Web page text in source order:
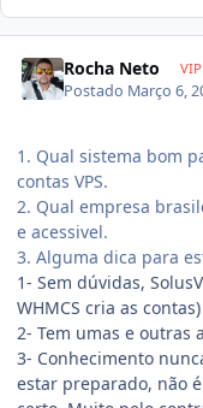
Rocha Neto VIP
Postado Março 6,
1. Qual sistema bom
contas VPS.
2. Qual empresa
e acessivel.
3. Alguma dica para
1- Sem dúvidas,
WHMCS cria as contas)
2- Tem umas e outras
3- Conhecimento
estar preparado, não